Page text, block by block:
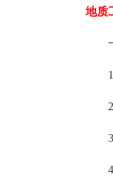
地质